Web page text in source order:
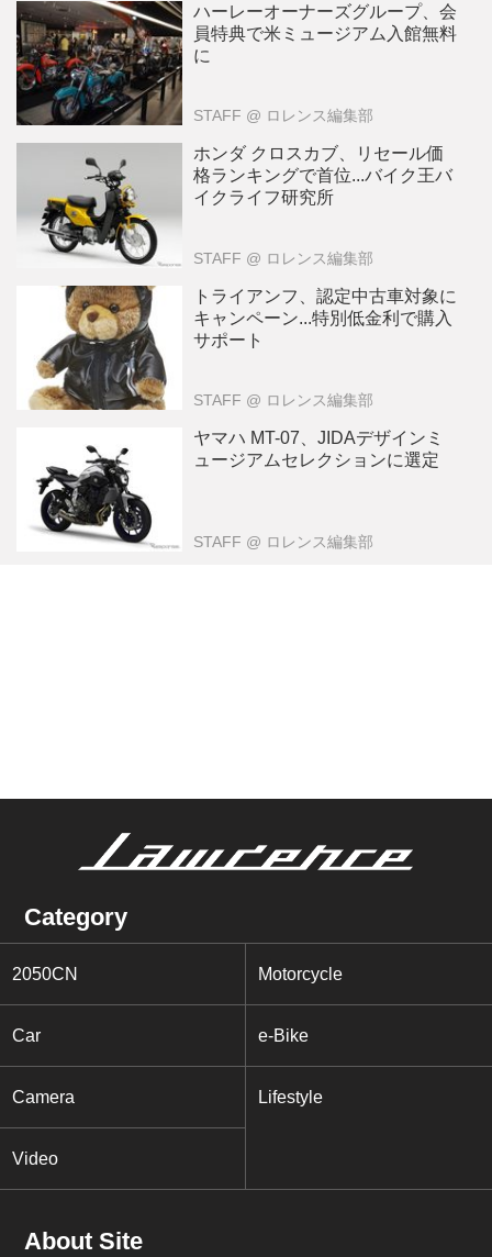
ハーレーオーナーズグループ、会
員特典で米ミュージアム入館無料
に
STAFF @ ロレンス編集部
ホンダ クロスカブ、リセール価
格ランキングで首位...バイク王バ
イクライフ研究所
STAFF @ ロレンス編集部
トライアンフ、認定中古車対象に
キャンペーン...特別低金利で購入
サポート
STAFF @ ロレンス編集部
ヤマハ MT-07、JIDAデザインミ
ュージアムセレクションに選定
STAFF @ ロレンス編集部
Category
2050CN Motorcycle
Car e-Bike
Camera Lifestyle
Video
About Site